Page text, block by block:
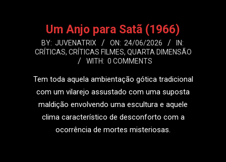
Um Anjo para Satã (1966)
2026-
06-
BY: JUVENATRIX ON: 24/06/2026
IN:
CRÍTICAS, CRÍTICAS FILMES, QUARTA DIMENSÃO
WITH: 0 COMMENTS
Tem toda aquela ambientação gótica tradicional
com um vilarejo assustado com uma suposta
maldição envolvendo uma escultura e aquele
clima característico de desconforto com a
ocorrência de mortes misteriosas.